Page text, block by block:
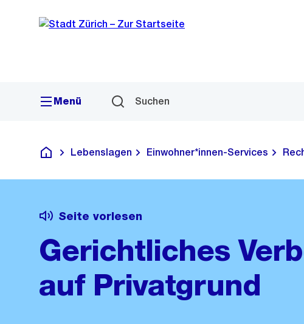
Navigation
Sprunglink
Menü Suchen
Deutsch
Lebenslagen Einwohner*innen-Services
Seite vorlesen
Gerichtliches
auf Privatgrund